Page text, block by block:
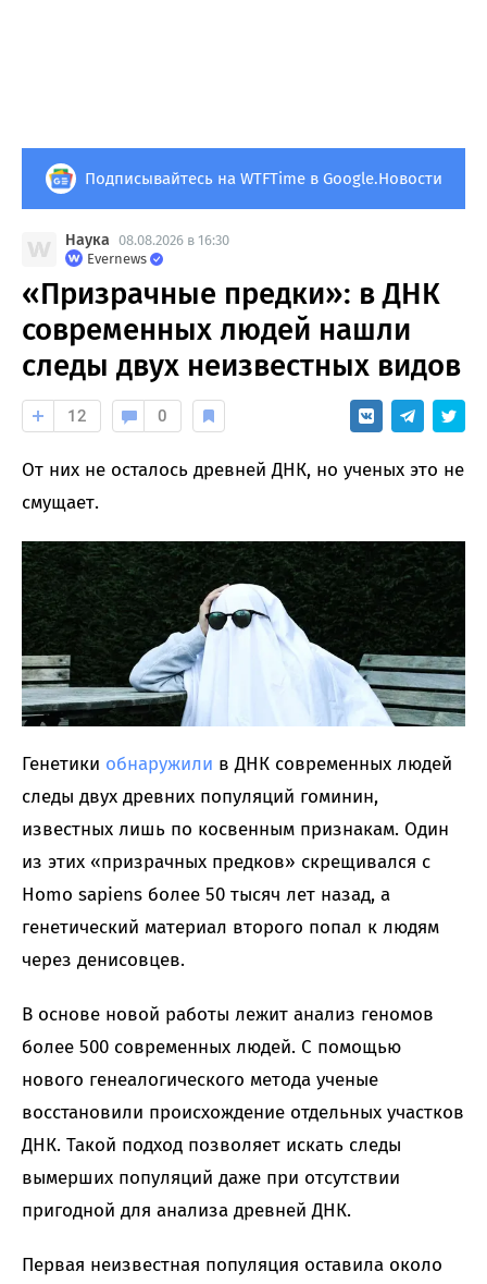
Подписывайтесь на WTFTime в Google.Новости
Наука 08.08.2026 в 16:30
Evernews
«Призрачные предки»: в ДНК
современных людей нашли
следы двух неизвестных видов
12 0
От них не осталось древней ДНК, но ученых это не
смущает.
Генетики обнаружили в ДНК современных людей
следы двух древних популяций гоминин,
известных лишь по косвенным признакам. Один
из этих «призрачных предков» скрещивался с
Homo sapiens более 50 тысяч лет назад, а
генетический материал второго попал к людям
через денисовцев.
В основе новой работы лежит анализ геномов
более 500 современных людей. С помощью
нового генеалогического метода ученые
восстановили происхождение отдельных участков
ДНК. Такой подход позволяет искать следы
вымерших популяций даже при отсутствии
пригодной для анализа древней ДНК.
Первая неизвестная популяция оставила около